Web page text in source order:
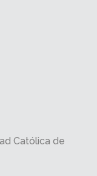
Católica de